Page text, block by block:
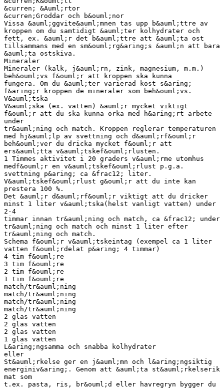
&curren; &Auml;rtor
&curren;Groddar och b&ouml;nor
Vissa &auml;ggvite&auml;mnen tas upp b&auml;ttre av
kroppen om du samtidigt &auml;ter kolhydrater och
fett, ex. &auml;r det b&auml;ttre att &auml;ta ost
tillsammans med en sm&ouml;rg&aring;s &auml;n att bara
&auml;ta ostskiva.
Mineraler
Mineraler (kalk, j&auml;rn, zink, magnesium, m.m.)
beh&ouml;vs f&ouml;r att kroppen ska kunna
fungera. Om du &auml;ter varierad kost s&aring;
f&aring;r kroppen de mineraler som beh&ouml;vs.
V&auml;tska
V&auml;ska (ex. vatten) &auml;r mycket viktigt
f&ouml;r att du ska kunna orka med h&aring;rt arbete
under
tr&auml;ning och match. Kroppen reglerar temperaturen
med hj&auml;lp av svettning och d&auml;rf&ouml;r
beh&ouml;ver du dricka mycket f&ouml;r att
ers&auml;tta v&auml;tskef&ouml;rlusten.
1 Timmes aktivitet i 20 graders v&auml;rme utomhus
medf&ouml;r en v&auml;tskef&ouml;rlust p.g.a.
svettning p&aring; ca &frac12; liter.
V&auml;tskef&ouml;rlust g&ouml;r att du inte kan
prestera 100 %.
Det &auml;r d&auml;rf&ouml;r viktigt att du dricker
minst 1 liter v&auml;tska(helst vanligt vatten) under
2-4
timmar innan tr&auml;ning och match, ca &frac12; under
tr&auml;ning och match och minst 1 liter efter
tr&auml;ning och match.
Schema f&ouml;r v&auml;tskeintag (exempel ca 1 liter
vatten f&ouml;rdelat p&aring; 4 timmar)
4 tim f&ouml;re
3 tim f&ouml;re
2 tim f&ouml;re
1 tim f&ouml;re
match/tr&auml;ning
match/tr&auml;ning
match/tr&auml;ning
match/tr&auml;ning
2 glas vatten
2 glas vatten
2 glas vatten
1 glas vatten
L&aring;ngsamma och snabba kolhydrater
eller
St&auml;rkelse ger en j&auml;mn och l&aring;ngsiktig
energiniv&aring;. Genom att &auml;ta st&auml;rkelserik
mat som
t.ex. pasta, ris, br&ouml;d eller havregryn bygger du